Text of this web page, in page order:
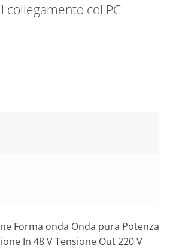
collegamento col PC
Forma onda Onda pura Potenza
In 48 V Tensione Out 220 V